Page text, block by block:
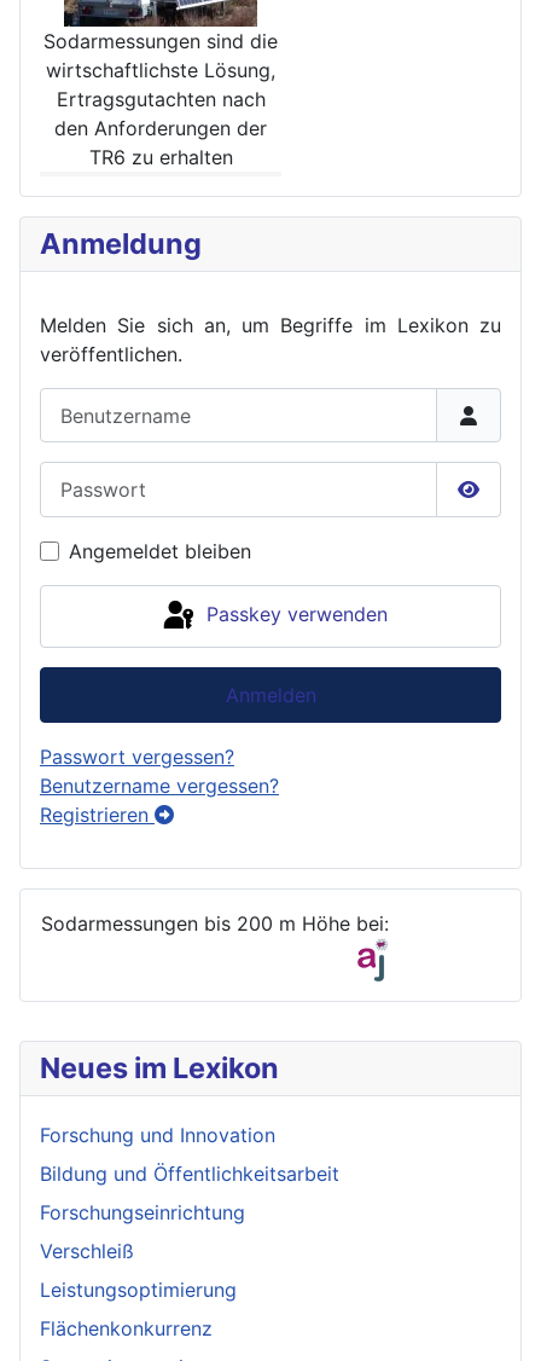
Neues im Lexikon
Forschung und Innovation
Bildung und Öffentlichkeitsarbeit
Forschungseinrichtung
Verschleiß
Leistungsoptimierung
Flächenkonkurrenz
Sodarmessungen sind die
wirt­schaftlichste Lösung,
Ertrags­gutachten nach
den Anforde­rungen der
TR6 zu erhalten
Anmeldung
Melden Sie sich an, um Begriffe im Lexikon zu
veröffentlichen.
Angemeldet bleiben
Passkey verwenden
Anmelden
Passwort vergessen?
Benutzername vergessen?
Registrieren
Sodarmessungen bis 200 m Höhe bei: